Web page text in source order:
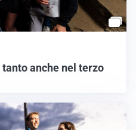
anche nel terzo